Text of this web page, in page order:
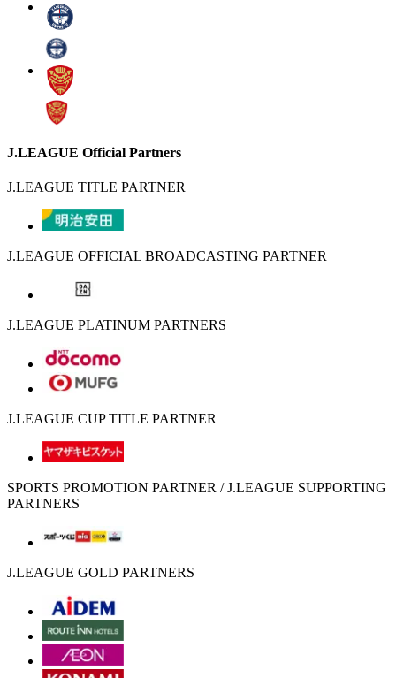
J.LEAGUE Official Partners
J.LEAGUE TITLE PARTNER
J.LEAGUE OFFICIAL BROADCASTING PARTNER
J.LEAGUE PLATINUM PARTNERS
J.LEAGUE CUP TITLE PARTNER
SPORTS PROMOTION PARTNER / J.LEAGUE SUPPORTING
PARTNERS
J.LEAGUE GOLD PARTNERS